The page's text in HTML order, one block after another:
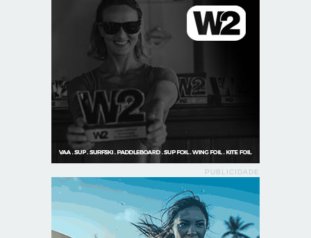
PUBLICIDADE